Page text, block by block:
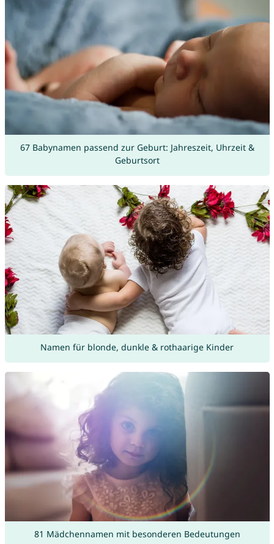
67 Babynamen passend zur Geburt: Jahreszeit, Uhrzeit &
Geburtsort
Namen für blonde, dunkle & rothaarige Kinder
81 Mädchennamen mit besonderen Bedeutungen